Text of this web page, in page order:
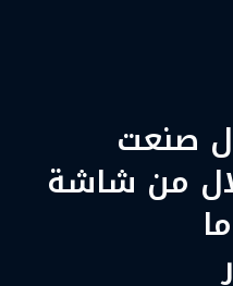
صنعت
من شاشة